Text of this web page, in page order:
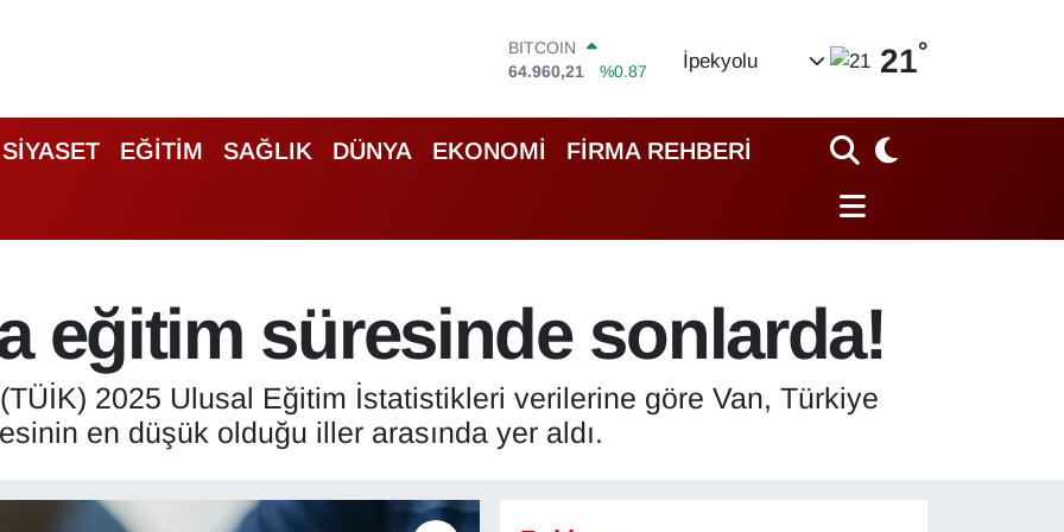
DOLAR
47,7436
%0.18
55,2510
%0.32
STERLİN
64,4811
%0.38
BİST100
İpekyolu 21°
SİYASET EĞİTİM SAĞLIK DÜNYA EKONOMİ FİRMA REHBERİ
eğitim süresinde sonlarda!
2025 Ulusal Eğitim İstatistikleri verilerine göre Van, Türkiye
en düşük olduğu iller arasında yer aldı.